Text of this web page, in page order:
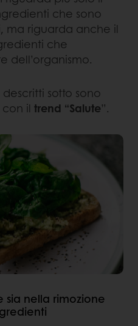
che sono
ma riguarda anche il
che
dell’organismo.
sotto sono
il trend “Salute”.
sia nella rimozione